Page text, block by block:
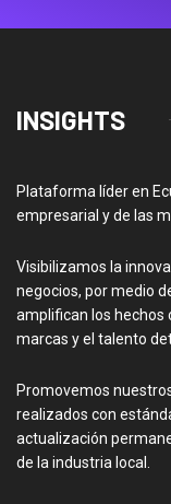
INSIGHTS
Plataforma líder en
empresarial y de las
Visibilizamos la
negocios, por medio
amplifican los hechos
marcas y el talento
Promovemos
realizados con
actualización
de la industria local.